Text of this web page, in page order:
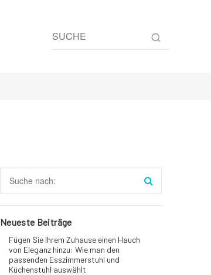
Neueste Beiträge
Fügen Sie Ihrem Zuhause einen Hauch
von Eleganz hinzu: Wie man den
passenden Esszimmerstuhl und
Küchenstuhl auswählt